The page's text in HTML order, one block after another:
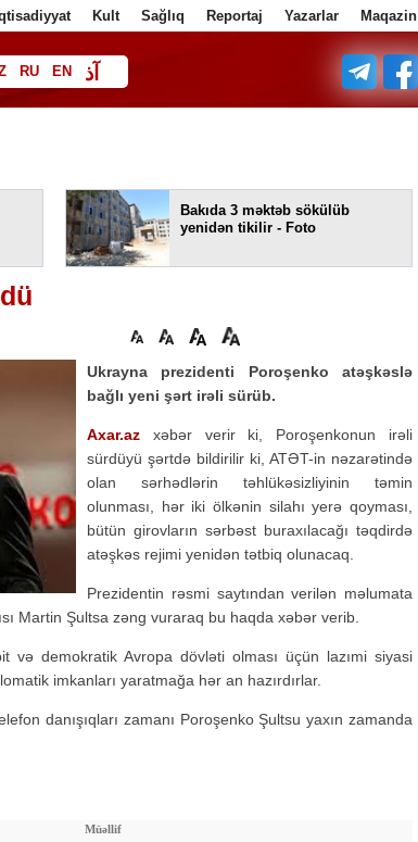
Kult Sağlıq Reportaj Yazarlar Maqazin
RU EN آذ
Bakıda 3 məktəb sökülüb
yenidən tikilir - Foto
Ukrayna prezidenti Poroşenko atəşkəslə
bağlı yeni şərt irəli sürüb.
Axar.az xəbər verir ki, Poroşenkonun irəli
sürdüyü şərtdə bildirilir ki, ATƏT-in nəzarətində
olan sərhədlərin təhlükəsizliyinin təmin
olunması, hər iki ölkənin silahı yerə qoyması,
bütün girovların sərbəst buraxılacağı təqdirdə
atəşkəs rejimi yenidən tətbiq olunacaq.
Prezidentin rəsmi saytından verilən məlumata
Martin Şultsa zəng vuraraq bu haqda xəbər verib.
və demokratik Avropa dövləti olması üçün lazımi siyasi
imkanları yaratmağa hər an hazırdırlar.
danışıqları zamanı Poroşenko Şultsu yaxın zamanda
Müəllif
Elçinin Fəxri xiyabandakı qəbirüstü abidəsi -